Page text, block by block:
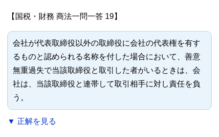
【国税・財務 商法一問一答 19】
会社が代表取締役以外の取締役に会社の代表権を有す
るものと認められる名称を付した場合において、善意
無重過失で当該取締役と取引した者がいるときは、会
社は、当該取締役と連帯して取引相手に対し責任を負
う。
▼ 正解を見る